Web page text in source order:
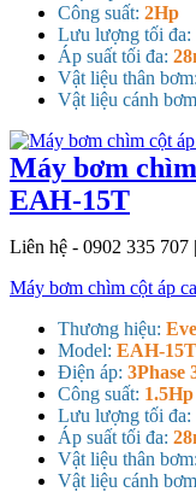
Công suất: 2Hp
Lưu lượng tối đa:
Áp suất tối đa:
Vật liệu thân bơm:
Vật liệu cánh
Máy bơm
EAH-15T
Liên hệ - 0902 335 707
Máy bơm chìm cột áp
Thương hiệu:
Model: EAH-15T
Điện áp: 3Phase
Công suất: 1.5Hp
Lưu lượng tối đa:
Áp suất tối đa:
Vật liệu thân bơm:
Vật liệu cánh